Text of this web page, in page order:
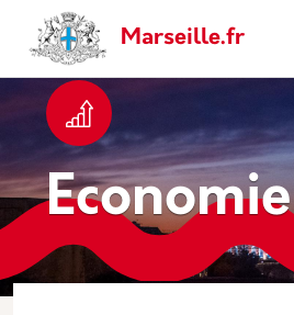
Marseille.fr
Navigation principale
Economie
Panneau de gestion des cookies